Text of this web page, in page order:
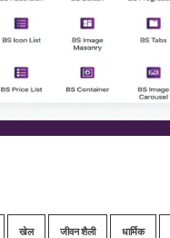
खेल जीवन शैली धार्मिक